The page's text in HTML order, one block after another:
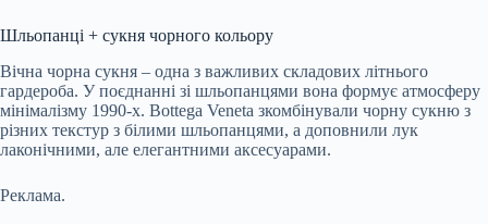
Шльопанці + сукня чорного кольору
Вічна чорна сукня – одна з важливих складових літнього
гардероба. У поєднанні зі шльопанцями вона формує атмосферу
мінімалізму 1990-х. Bottega Veneta зкомбінували чорну сукню з
різних текстур з білими шльопанцями, а доповнили лук
лаконічними, але елегантними аксесуарами.
Реклама.